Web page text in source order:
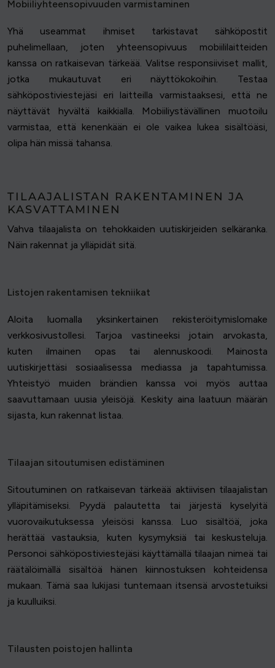
Mobiiliyhteensopivuuden varmistaminen
Yhä useammat ihmiset tarkistavat sähköpostit
puhelimellaan, joten yhteensopivuus mobiililaitteiden
kanssa on ratkaisevan tärkeää. Valitse responsiiviset mallit,
jotka mukautuvat eri näyttökokoihin. Testaa
sähköpostiviestejäsi eri laitteilla varmistaaksesi, että ne
näyttävät hyvältä kaikkialla. Mobiiliystävällinen muotoilu
varmistaa, että kenenkään ei ole vaikea lukea sisältöäsi,
olipa hän missä tahansa.
TILAAJALISTAN RAKENTAMINEN JA
KASVATTAMINEN
Vahva tilaajalista on tehokkaiden uutiskirjeiden selkäranka.
Näin rakennat ja ylläpidät sitä.
Listojen rakentamisen tekniikat
Aloita luomalla yksinkertainen rekisteröitymislomake
verkkosivustollesi. Tarjoa vastineeksi jotain arvokasta,
kuten ilmainen opas tai alennuskoodi. Mainosta
uutiskirjettäsi sosiaalisessa mediassa ja tapahtumissa.
Yhteistyö muiden brändien kanssa voi myös auttaa
saavuttamaan uusia yleisöjä. Keskity aina laatuun määrän
sijasta, kun rakennat listaa.
Tilaajan sitoutumisen edistäminen
Sitoutuminen on ratkaisevan tärkeää aktiivisen tilaajalistan
ylläpitämiseksi. Pyydä palautetta tai järjestä kyselyitä
vuorovaikutuksessa yleisösi kanssa. Luo sisältöä, joka
herättää vastauksia, kuten kysymyksiä tai keskusteluja.
Personoi sähköpostiviestejäsi käyttämällä tilaajan nimeä tai
räätälöimällä sisältöä hänen kiinnostuksen kohteidensa
mukaan. Tämä saa lukijasi tuntemaan itsensä arvostetuiksi
ja kuulluiksi.
Tilausten poistojen hallinta